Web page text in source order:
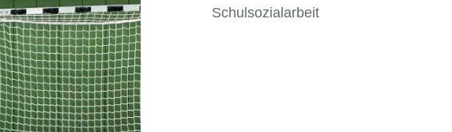
Schulsozialarbeit